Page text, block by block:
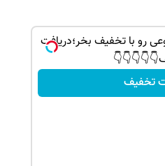
رو با تخفیف بخر؛دریافت
تخفیف